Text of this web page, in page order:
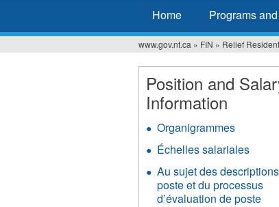
Home Programs
You
are
here
www.gov.nt.ca » FIN » Relief
Position and
Information
Organigrammes
Échelles salariales
Au sujet des
poste et du processus
d’évaluation de poste